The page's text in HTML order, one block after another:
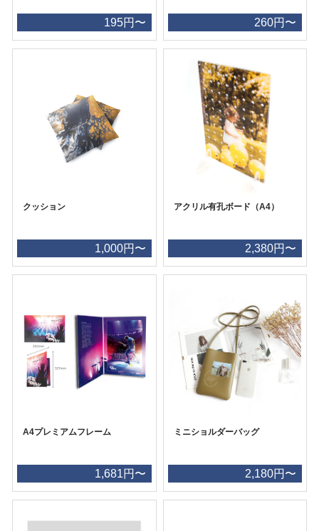
195円〜 260円〜
クッション
1,000円〜
アクリル有孔ボード（A4）
2,380円〜
A4プレミアムフレーム
1,681円〜
ミニショルダーバッグ
2,180円〜